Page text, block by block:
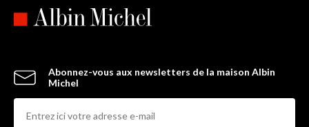
Abonnez-vous aux newsletters de la maison Albin
Michel